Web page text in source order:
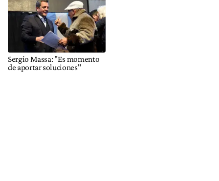
Sergio Massa: "Es momento
de aportar soluciones"